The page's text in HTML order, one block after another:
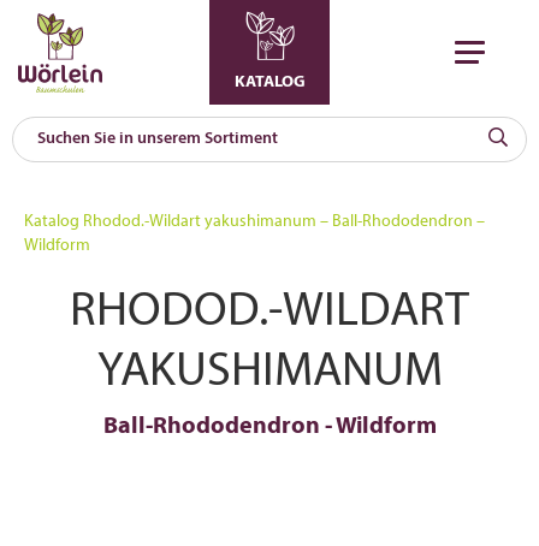
KATALOG
Katalog Rhodod.-Wildart yakushimanum – Ball-Rhododendron –
Wildform
RHODOD.-WILDART
YAKUSHIMANUM
Ball-Rhododendron - Wildform